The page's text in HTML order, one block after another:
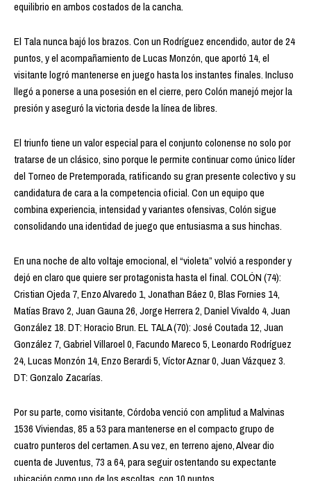
equilibrio en ambos costados de la cancha.
El Tala nunca bajó los brazos. Con un Rodríguez encendido, autor de 24
puntos, y el acompañamiento de Lucas Monzón, que aportó 14, el
visitante logró mantenerse en juego hasta los instantes finales. Incluso
llegó a ponerse a una posesión en el cierre, pero Colón manejó mejor la
presión y aseguró la victoria desde la línea de libres.
El triunfo tiene un valor especial para el conjunto colonense no solo por
tratarse de un clásico, sino porque le permite continuar como único líder
del Torneo de Pretemporada, ratificando su gran presente colectivo y su
candidatura de cara a la competencia oficial. Con un equipo que
combina experiencia, intensidad y variantes ofensivas, Colón sigue
consolidando una identidad de juego que entusiasma a sus hinchas.
En una noche de alto voltaje emocional, el “violeta” volvió a responder y
dejó en claro que quiere ser protagonista hasta el final. COLÓN (74):
Cristian Ojeda 7, Enzo Alvaredo 1, Jonathan Báez 0, Blas Fornies 14,
Matías Bravo 2, Juan Gauna 26, Jorge Herrera 2, Daniel Vivaldo 4, Juan
González 18. DT: Horacio Brun. EL TALA (70): José Coutada 12, Juan
González 7, Gabriel Villaroel 0, Facundo Mareco 5, Leonardo Rodríguez
24, Lucas Monzón 14, Enzo Berardi 5, Víctor Aznar 0, Juan Vázquez 3.
DT: Gonzalo Zacarías.
Por su parte, como visitante, Córdoba venció con amplitud a Malvinas
1536 Viviendas, 85 a 53 para mantenerse en el compacto grupo de
cuatro punteros del certamen. A su vez, en terreno ajeno, Alvear dio
cuenta de Juventus, 73 a 64, para seguir ostentando su expectante